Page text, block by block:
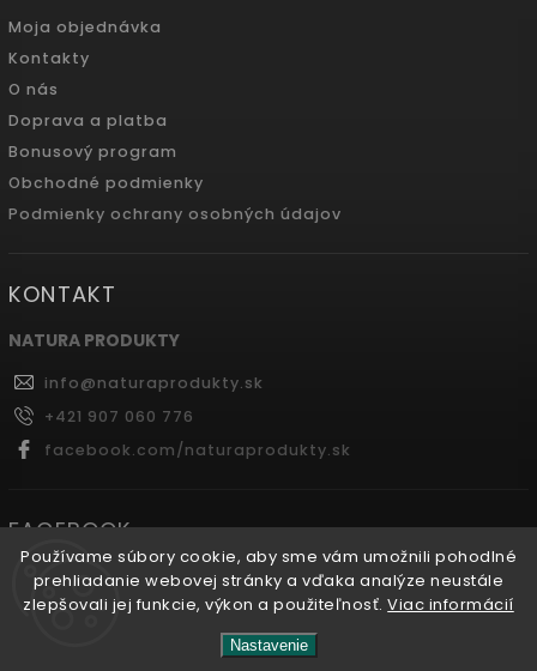
Používame súbory cookie, aby sme vám umožnili pohodlné
prehliadanie webovej stránky a vďaka analýze neustále
zlepšovali jej funkcie, výkon a použiteľnosť.Viac informácií
Nastavenie
Moja objednávka
Kontakty
O nás
Doprava a platba
Bonusový program
Obchodné podmienky
Podmienky ochrany osobných údajov
KONTAKT
NATURA PRODUKTY
info@naturaprodukty.sk
+421 907 060 776
facebook.com/naturaprodukty.sk
FACEBOOK
Naturaprodukty.sk